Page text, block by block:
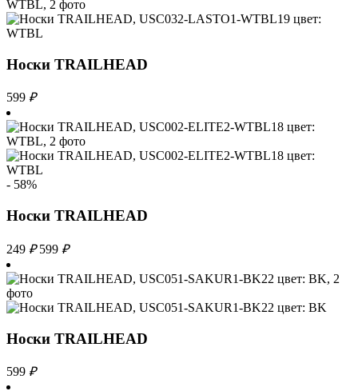
Носки TRAILHEAD
599 ₽
- 58%
Носки TRAILHEAD
249 ₽ 599 ₽
Носки TRAILHEAD
599 ₽